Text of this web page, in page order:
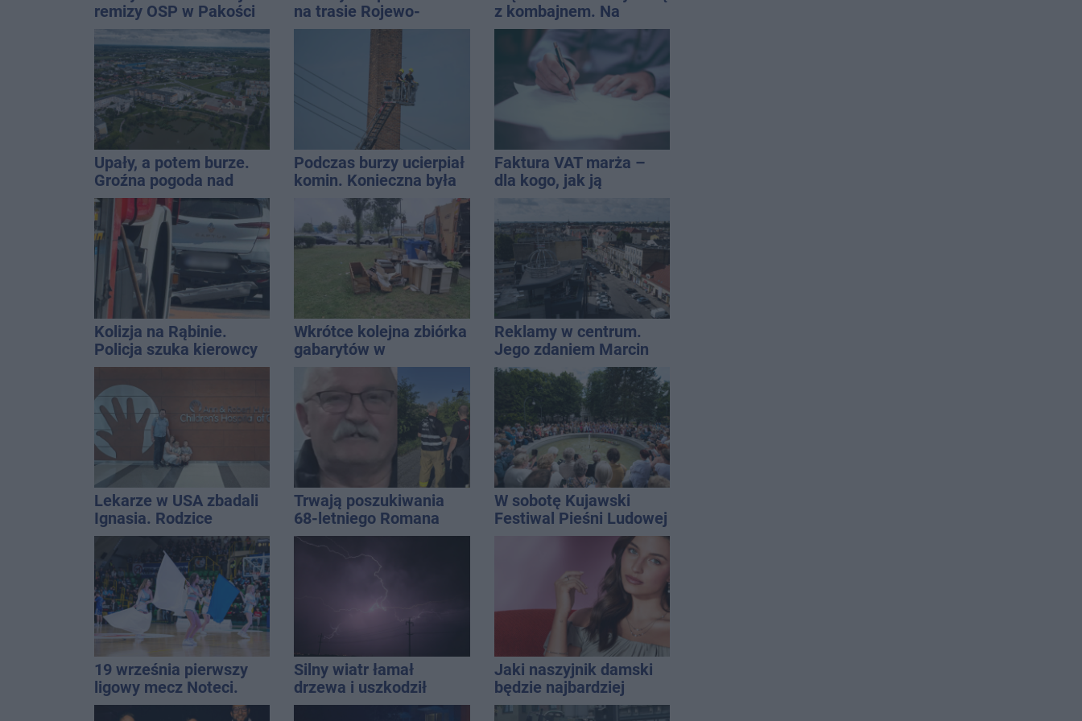
remizy OSP w Pakości
na trasie Rojewo-
Inowrocław
z kombajnem. Na
miejscu lądował
śmigłowiec LPR
Upały, a potem burze.
Groźna pogoda nad
naszym regionem
Podczas burzy ucierpiał
komin. Konieczna była
interwencja strażaków
Faktura VAT marża –
dla kogo, jak ją
wystawić i jak rozliczyć
Kolizja na Rąbinie.
Policja szuka kierowcy
Golfa
Wkrótce kolejna zbiórka
gabarytów w
Inowrocławiu
Reklamy w centrum.
Jego zdaniem Marcin
Wroński jest w błędzie
Lekarze w USA zbadali
Ignasia. Rodzice
przekazali wieści
Trwają poszukiwania
68-letniego Romana
Kucały
W sobotę Kujawski
Festiwal Pieśni Ludowej
19 września pierwszy
ligowy mecz Noteci.
Znamy cały terminarz
Silny wiatr łamał
drzewa i uszkodził
dach. To nie koniec
Jaki naszyjnik damski
będzie najbardziej
uniwersalny? Modele,